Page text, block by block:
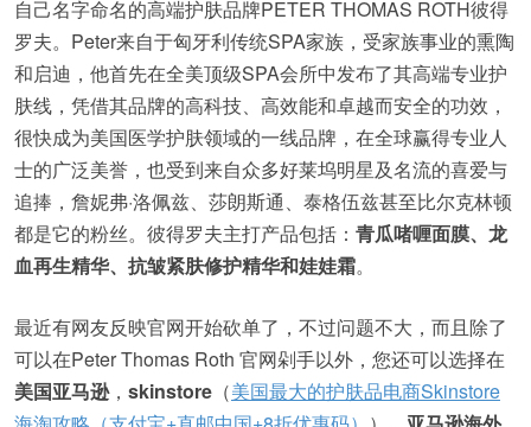
自己名字命名的高端护肤品牌PETER THOMAS ROTH彼得
罗夫。Peter来自于匈牙利传统SPA家族，受家族事业的熏陶
和启迪，他首先在全美顶级SPA会所中发布了其高端专业护
肤线，凭借其品牌的高科技、高效能和卓越而安全的功效，
很快成为美国医学护肤领域的一线品牌，在全球赢得专业人
士的广泛美誉，也受到来自众多好莱坞明星及名流的喜爱与
追捧，詹妮弗·洛佩兹、莎朗斯通、泰格伍兹甚至比尔克林顿
都是它的粉丝。彼得罗夫主打产品包括： 青瓜啫喱面膜、龙
血再生精华、抗皱紧肤修护精华和娃娃霜。
最近有网友反映官网开始砍单了，不过问题不大，而且除了
可以在Peter Thomas Roth 官网剁手以外，您还可以选择在
美国亚马逊， skinstore （美国最大的护肤品电商Skinstore